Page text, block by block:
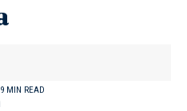
MIN READ